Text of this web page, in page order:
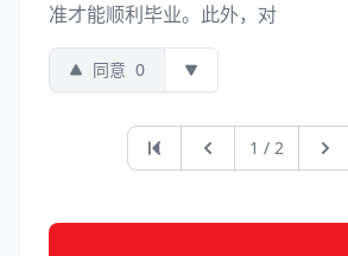
准才能顺利毕业。此外，对
同意 0
第一页 上一页 1 / 2 下一